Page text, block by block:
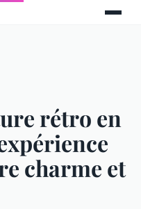
rétro en
charme et